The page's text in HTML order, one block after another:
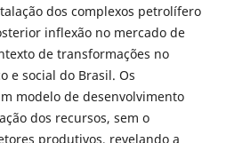
dos complexos petrolífero
inflexão no mercado de
de transformações no
e social do Brasil. Os
modelo de desenvolvimento
dos recursos, sem o
produtivos, revelando a